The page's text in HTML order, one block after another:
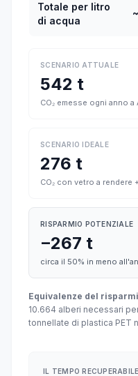
Totale per litro
di acqua
SCENARIO ATTUALE
542 t
CO₂ emesse ogni anno
SCENARIO IDEALE
276 t
CO₂ con vetro a rendere
RISPARMIO POTENZIALE
−267 t
circa il 50% in meno
Equivalenze del
10.664 alberi necessari
tonnellate di plastica PET
IL TEMPO RECUPERABILE